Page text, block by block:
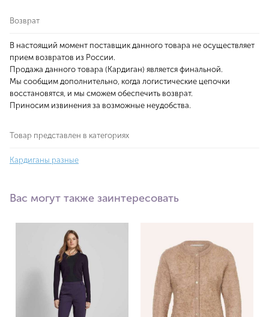
Возврат
В настоящий момент поставщик данного товара не осуществляет
прием возвратов из России.
Продажа данного товара (Кардиган) является финальной.
Мы сообщим дополнительно, когда логистические цепочки
восстановятся, и мы сможем обеспечить возврат.
Приносим извинения за возможные неудобства.
Товар представлен в категориях
Кардиганы разные
Вас могут также заинтересовать